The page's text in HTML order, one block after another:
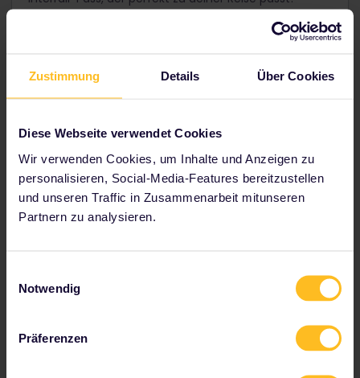
Zustimmung Details Über Cookies
Diese Webseite verwendet Cookies
Wir verwenden Cookies, um Inhalte und Anzeigen zu
personalisieren, Social-Media-Features bereitzustellen
und unseren Traffic in Zusammenarbeit mitunseren
Partnern zu analysieren.
Notwendig
Präferenzen
Dann reise stattdessen mit
Sonderangebote ansehen
2 oder mehr Länder bereisen
Tempo deiner Reise.